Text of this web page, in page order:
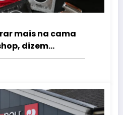
mais na cama
dizem
sexual